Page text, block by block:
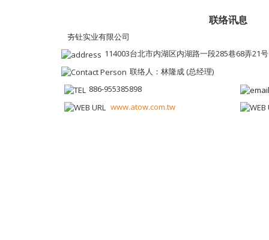
联络讯息
夯钍实业有限公司
114003台北市内湖区内湖路一段285巷68弄21号
联络人：林隆成 (总经理)
886-955385898
www.atow.com.tw